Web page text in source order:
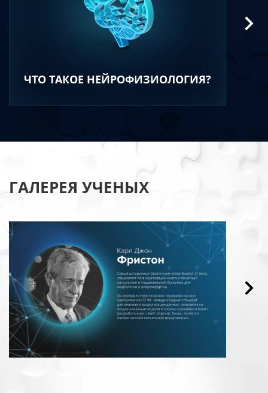
ЧТО ТАКОЕ НЕЙРОФИЗИОЛОГИЯ?
ГАЛЕРЕЯ УЧЕНЫХ